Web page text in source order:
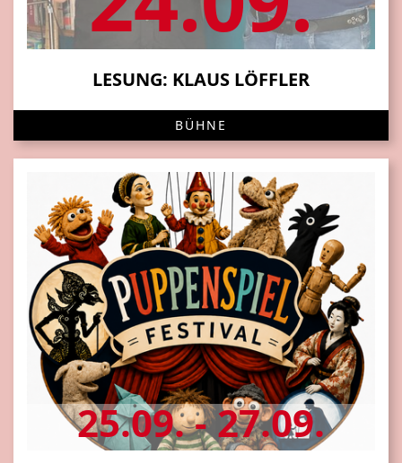
LESUNG: KLAUS LÖFFLER
BÜHNE
25.09. - 27.09.